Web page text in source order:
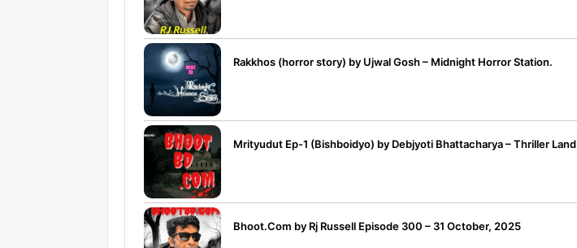
Rakkhos (horror story) by Ujwal Gosh – Midnight Horror Station.
Mrityudut Ep-1 (Bishboidyo) by Debjyoti Bhattacharya – Thriller Land
Bhoot.Com by Rj Russell Episode 300 – 31 October, 2025